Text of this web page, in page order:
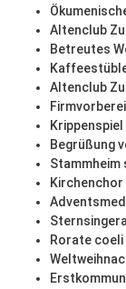
Altenclub
Betreutes
Altenclub
Begrüßung
Stammheim
Rorate coeli